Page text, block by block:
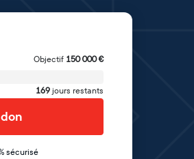
Objectif 150 000€
169 jours restants
sécurisé